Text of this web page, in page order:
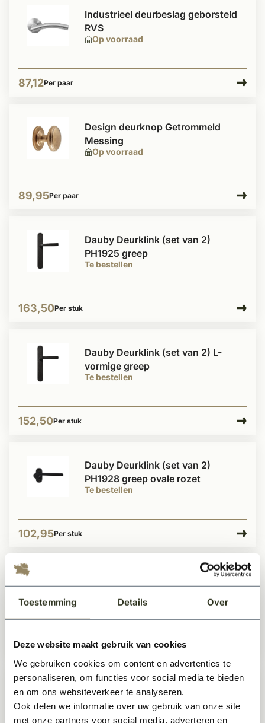
Toestemming Details Over
Deze website maakt gebruik van cookies
We gebruiken cookies om content en advertenties te
personaliseren, om functies voor social media te bieden
en om ons websiteverkeer te analyseren.
Ook delen we informatie over uw gebruik van onze site
met onze partners voor social media, adverteren en
Op voorraad
Industrieel deurbeslag geborsteld
RVS
87,12Per paar
Op voorraad
Design deurknop Getrommeld
Messing
89,95Per paar
Te bestellen
Dauby Deurklink (set van 2)
PH1925 greep
163,50Per stuk
Te bestellen
Dauby Deurklink (set van 2) L-
vormige greep
152,50Per stuk
Te bestellen
Dauby Deurklink (set van 2)
PH1928 greep ovale rozet
102,95Per stuk
Te bestellen
132,50Per stuk
Te bestellen
Dauby Veiligheidsbeslag
greepcombinatie L + T vorm